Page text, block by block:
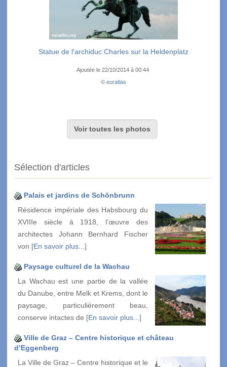
Statue de l'archiduc Charles sur la Heldenplatz
Ajoutée le 22/10/2014 à 00:44
© euratlas
Voir toutes les photos
Sélection d'articles
Palais et jardins de Schönbrunn
Résidence impériale des Habsbourg du
XVIIIe siècle à 1918, l’œuvre des
architectes Johann Bernhard Fischer
von [En savoir plus...]
Paysage culturel de la Wachau
La Wachau est une partie de la vallée
du Danube, entre Melk et Krems, dont le
paysage, particulièrement beau,
conserve intactes de [En savoir plus...]
Ville de Graz – Centre historique et château
d’Eggenberg
La Ville de Graz – Centre historique et le